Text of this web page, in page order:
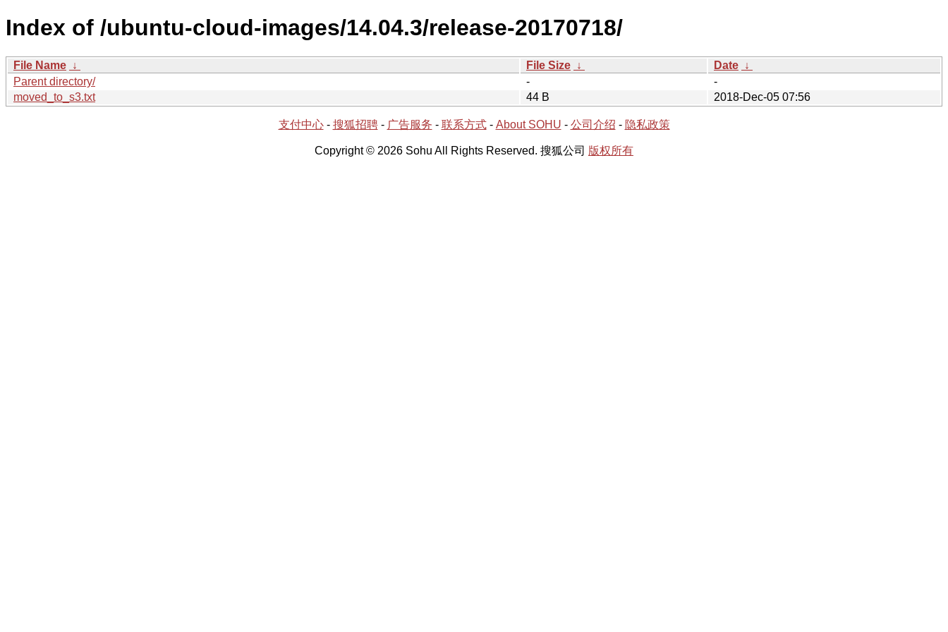
Index of /ubuntu-cloud-images/14.04.3/release-20170718/
File Name ↓ File Size ↓ Date ↓
Parent directory/
-
-
moved_to_s3.txt
44 B 2018-Dec-05 07:56
支付中心- 搜狐招聘- 广告服务 - 联系方式- About SOHU - 公司介绍 - 隐私政策
Copyright © 2026 Sohu All Rights Reserved. 搜狐公司 版权所有